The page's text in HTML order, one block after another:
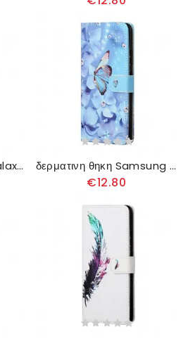
Κάλυμμα Samsung Galaxy A13 5G με κορδονι Αποστολή Thong Cats δερματινη θηκη Samsung Galaxy A13 5G με κορδονι Πεταλούδες Με Λουράκι Διαμαντιών
€12.80